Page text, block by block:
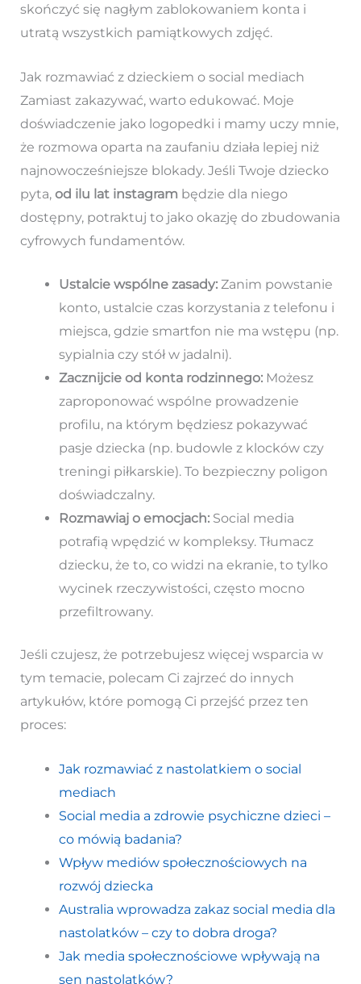
skończyć się nagłym zablokowaniem konta i
utratą wszystkich pamiątkowych zdjęć.
Jak rozmawiać z dzieckiem o social mediach
Zamiast zakazywać, warto edukować. Moje
doświadczenie jako logopedki i mamy uczy mnie,
że rozmowa oparta na zaufaniu działa lepiej niż
najnowocześniejsze blokady. Jeśli Twoje dziecko
pyta, od ilu lat instagram będzie dla niego
dostępny, potraktuj to jako okazję do zbudowania
cyfrowych fundamentów.
Ustalcie wspólne zasady:Zanim powstanie
konto, ustalcie czas korzystania z telefonu i
miejsca, gdzie smartfon nie ma wstępu (np.
sypialnia czy stół w jadalni).
Zacznijcie od konta rodzinnego:Możesz
zaproponować wspólne prowadzenie
profilu, na którym będziesz pokazywać
pasje dziecka (np. budowle z klocków czy
treningi piłkarskie). To bezpieczny poligon
doświadczalny.
Rozmawiaj o emocjach:Social media
potrafią wpędzić w kompleksy. Tłumacz
dziecku, że to, co widzi na ekranie, to tylko
wycinek rzeczywistości, często mocno
przefiltrowany.
Jeśli czujesz, że potrzebujesz więcej wsparcia w
tym temacie, polecam Ci zajrzeć do innych
artykułów, które pomogą Ci przejść przez ten
proces:
Jak rozmawiać z nastolatkiem o social
mediach
Social media a zdrowie psychiczne dzieci –
co mówią badania?
Wpływ mediów społecznościowych na
rozwój dziecka
Australia wprowadza zakaz social media dla
nastolatków – czy to dobra droga?
Jak media społecznościowe wpływają na
sen nastolatków?